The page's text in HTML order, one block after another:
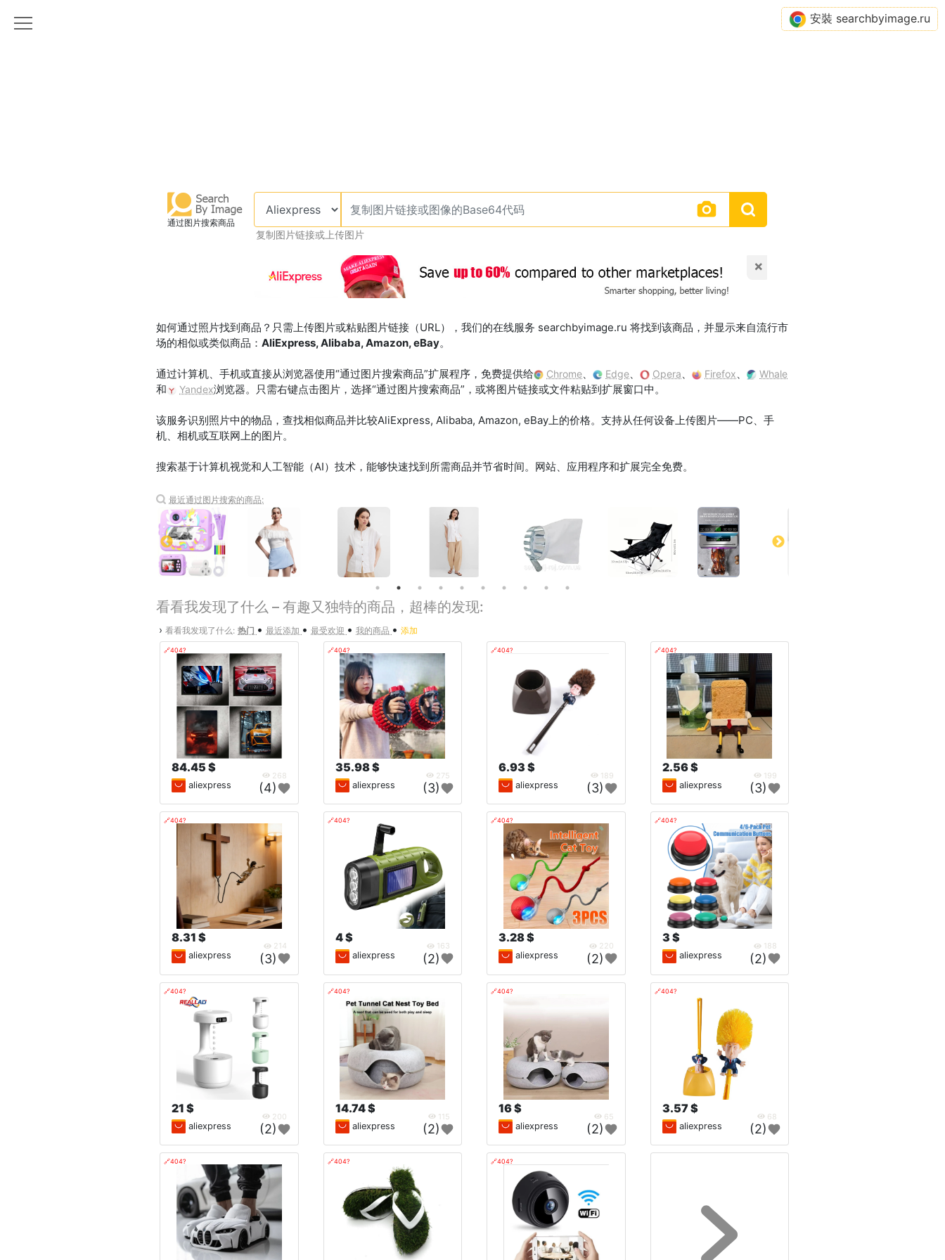
通过图片搜索商品
复制图片链接或上传图片
×
如何通过照片找到商品？只需上传图片或粘贴图片链接（URL），我们的在线服务 searchbyimage.ru 将找到该商品，并显示来自流行市
场的相似或类似商品： AliExpress, Alibaba, Amazon, eBay。
通过计算机、手机或直接从浏览器使用“通过图片搜索商品”扩展程序，免费提供给 Chrome、 Edge、 Opera、 Firefox、 Whale
和 Yandex浏览器。只需右键点击图片，选择“通过图片搜索商品”，或将图片链接或文件粘贴到扩展窗口中。
该服务识别照片中的物品，查找相似商品并比较AliExpress, Alibaba, Amazon, eBay上的价格。支持从任何设备上传图片——PC、手
机、相机或互联网上的图片。
搜索基于计算机视觉和人工智能（AI）技术，能够快速找到所需商品并节省时间。网站、应用程序和扩展完全免费。
最近通过图片搜索的商品:
看看我发现了什么 – 有趣又独特的商品，超棒的发现:
› 看看我发现了什么: 热门 • 最近添加 • 最受欢迎 • 我的商品 • 添加
🔗404?
84.45 $
268
aliexpress (4)
🔗404?
35.98 $
275
aliexpress (3)
🔗404?
6.93 $
189
aliexpress (3)
🔗404?
2.56 $
199
aliexpress (3)
🔗404?
8.31 $
214
aliexpress (3)
🔗404?
4 $
163
aliexpress (2)
🔗404?
3.28 $
220
aliexpress (2)
🔗404?
3 $
188
aliexpress (2)
🔗404?
21 $
200
aliexpress (2)
🔗404?
14.74 $
115
aliexpress (2)
🔗404?
16 $
65
aliexpress (2)
🔗404?
3.57 $
68
aliexpress (2)
🔗404? 🔗404? 🔗404?
安裝 searchbyimage.ru